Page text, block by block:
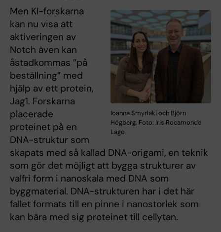
Ioanna Smyrlaki och Björn
Högberg. Foto: Iris Rocamonde
Lago
Men KI-forskarna
kan nu visa att
aktiveringen av
Notch även kan
åstadkommas ”på
beställning” med
hjälp av ett protein,
Jag1. Forskarna
placerade
proteinet på en
DNA-struktur som
skapats med så kallad DNA-origami, en teknik
som gör det möjligt att bygga strukturer av
valfri form i nanoskala med DNA som
byggmaterial. DNA-strukturen har i det här
fallet formats till en pinne i nanostorlek som
kan bära med sig proteinet till cellytan.